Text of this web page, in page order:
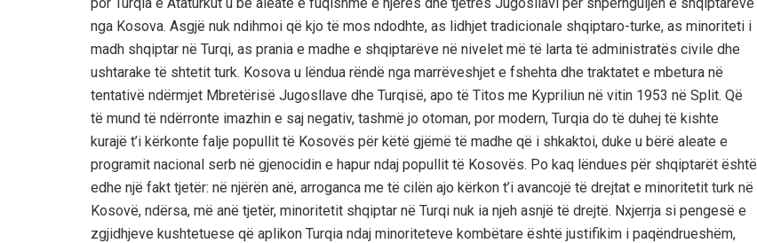
nga Kosova. Asgjë nuk ndihmoi që kjo të mos ndodhte, as lidhjet tradicionale shqiptaro-turke, as minoriteti i
madh shqiptar në Turqi, as prania e madhe e shqiptarëve në nivelet më të larta të administratës civile dhe
ushtarake të shtetit turk. Kosova u lëndua rëndë nga marrëveshjet e fshehta dhe traktatet e mbetura në
tentativë ndërmjet Mbretërisë Jugosllave dhe Turqisë, apo të Titos me Kypriliun në vitin 1953 në Split. Që
të mund të ndërronte imazhin e saj negativ, tashmë jo otoman, por modern, Turqia do të duhej të kishte
kurajë t’i kërkonte falje popullit të Kosovës për këtë gjëmë të madhe që i shkaktoi, duke u bërë aleate e
programit nacional serb në gjenocidin e hapur ndaj popullit të Kosovës. Po kaq lëndues për shqiptarët është
edhe një fakt tjetër: në njërën anë, arroganca me të cilën ajo kërkon t’i avancojë të drejtat e minoritetit turk në
Kosovë, ndërsa, më anë tjetër, minoritetit shqiptar në Turqi nuk ia njeh asnjë të drejtë. Nxjerrja si pengesë e
zgjidhjeve kushtetuese që aplikon Turqia ndaj minoriteteve kombëtare është justifikim i paqëndrueshëm,